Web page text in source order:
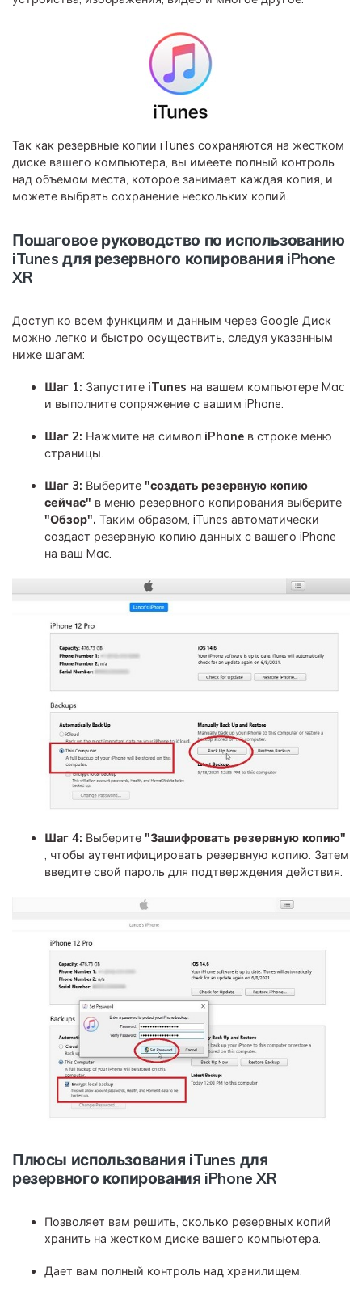
Так как резервные копии iTunes сохраняются на жестком
диске вашего компьютера, вы имеете полный контроль
над объемом места, которое занимает каждая копия, и
можете выбрать сохранение нескольких копий.
Пошаговое руководство по использованию
iTunes для резервного копирования iPhone
XR
Доступ ко всем функциям и данным через Google Диск
можно легко и быстро осуществить, следуя указанным
ниже шагам:
Шаг 1: Запустите iTunes на вашем компьютере Mac
и выполните сопряжение с вашим iPhone.
Шаг 2: Нажмите на символ iPhone в строке меню
страницы.
Шаг 3: Выберите "создать резервную копию
сейчас" в меню резервного копирования выберите
"Обзор". Таким образом, iTunes автоматически
создаст резервную копию данных с вашего iPhone
на ваш Mac.
Шаг 4: Выберите "Зашифровать резервную копию"
, чтобы аутентифицировать резервную копию. Затем
введите свой пароль для подтверждения действия.
Плюсы использования iTunes для
резервного копирования iPhone XR
Позволяет вам решить, сколько резервных копий
хранить на жестком диске вашего компьютера.
Дает вам полный контроль над хранилищем.